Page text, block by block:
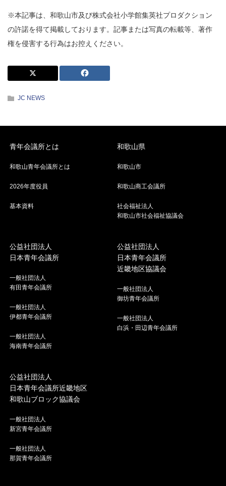
※本記事は、和歌山市及び株式会社小学館集英社プロダクション
の許諾を得て掲載しております。記事または写真の転載等、著作
権を侵害する行為はお控えください。
JC NEWS
青年会議所とは
和歌山青年会議所とは
2026年度役員
基本資料
和歌山県
和歌山市
和歌山商工会議所
社会福祉法人
和歌山市社会福祉協議会
公益社団法人
日本青年会議所
一般社団法人
有田青年会議所
一般社団法人
伊都青年会議所
一般社団法人
海南青年会議所
公益社団法人
日本青年会議所
近畿地区協議会
一般社団法人
御坊青年会議所
一般社団法人
白浜・田辺青年会議所
公益社団法人
日本青年会議所近畿地区
和歌山ブロック協議会
一般社団法人
新宮青年会議所
一般社団法人
那賀青年会議所